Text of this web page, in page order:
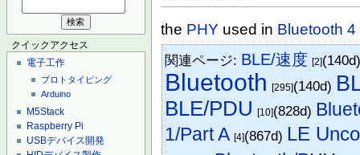
クイックアクセス
電子工作
プロトタイピング
Arduino
M5Stack
Raspberry Pi
USBデバイス開発
the PHY used in Bluetooth 4
関連ページ: BLE/速度 [2]
Bluetooth [295](140d)
BLE/PDU [10](828d)
1/Part A [4](867d) LE